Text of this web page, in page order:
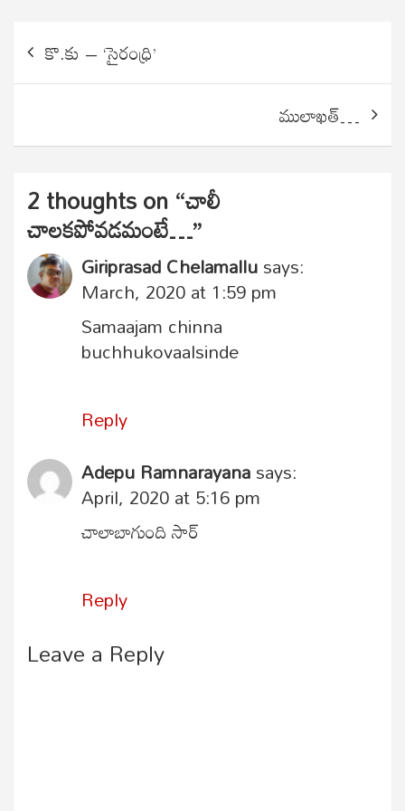
navigation
కొ.కు – ‘సైరంధ్రి’
ములాఖత్…
2 thoughts on “చాలీ
చాలకపోవడమంటే…”
Giriprasad Chelamallusays:
March, 2020 at 1:59 pm
Samaajam chinna
buchhukovaalsinde
Reply
Adepu Ramnarayanasays:
April, 2020 at 5:16 pm
చాలాబాగుంది సార్
Reply
Leave a Reply